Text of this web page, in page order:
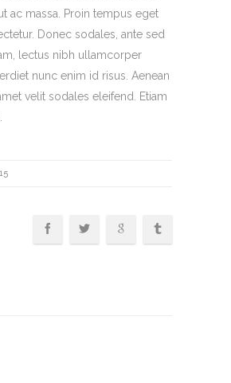
ac massa. Proin tempus eget
Donec sodales, ante sed
lectus nibh ullamcorper
nunc enim id risus. Aenean
velit sodales eleifend. Etiam